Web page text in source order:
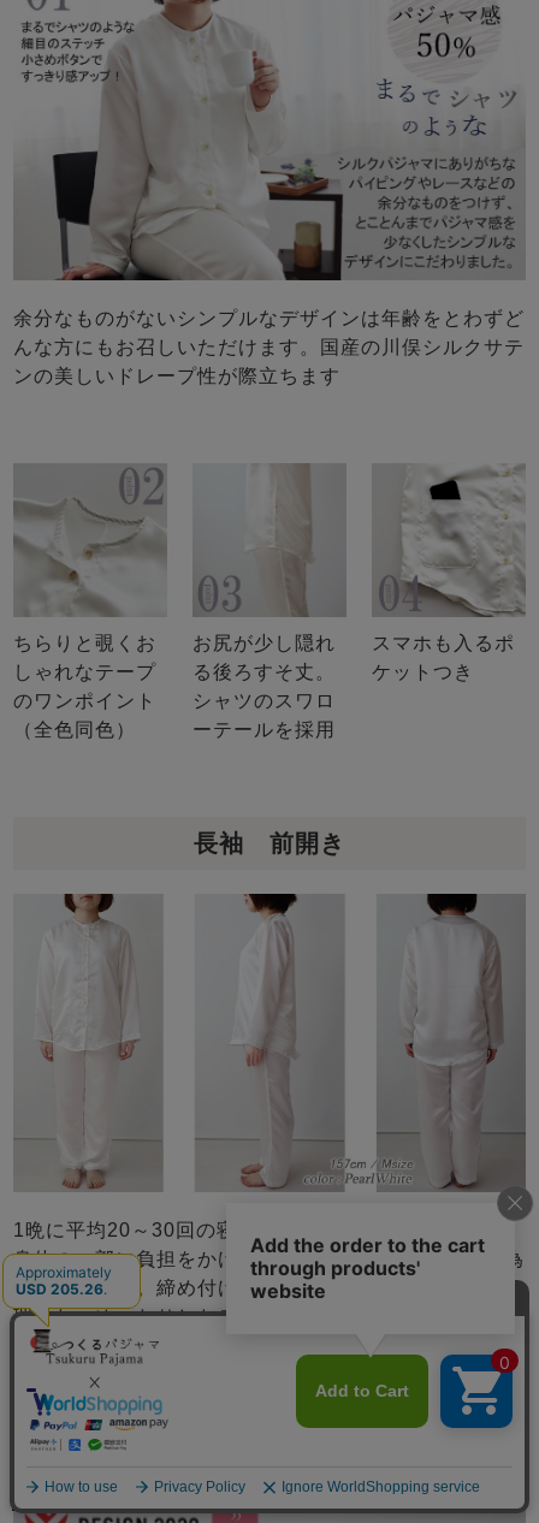
メニュー
余分なものがないシンプルなデザインは年齢をとわずど
んな方にもお召しいただけます。国産の川俣シルクサテ
ンの美しいドレープ性が際立ちます
ちらりと覗くお
しゃれなテープ
のワンポイント
（全色同色）
お尻が少し隠れ
る後ろすそ丈。
シャツのスワロ
ーテールを採用
スマホも入るポ
ケットつき
長袖 前開き
1晩に平均20～30回の寝返りをするといわれています。
身体の一部に負担をかけない為にも、血行不良を防ぐ為
にも必要です。締め付け感がなく、体を動かしやすい無
理のないゆったりしたデザインです。
お腹にやさしいソフトゴム使用